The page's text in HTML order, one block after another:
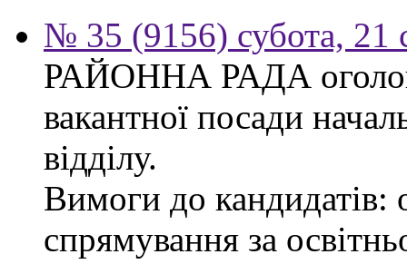
№ 35 (9156) субота, 21
РАЙОННА РАДА
вакантної посади
відділу.
Вимоги до кандидатів:
спрямування за